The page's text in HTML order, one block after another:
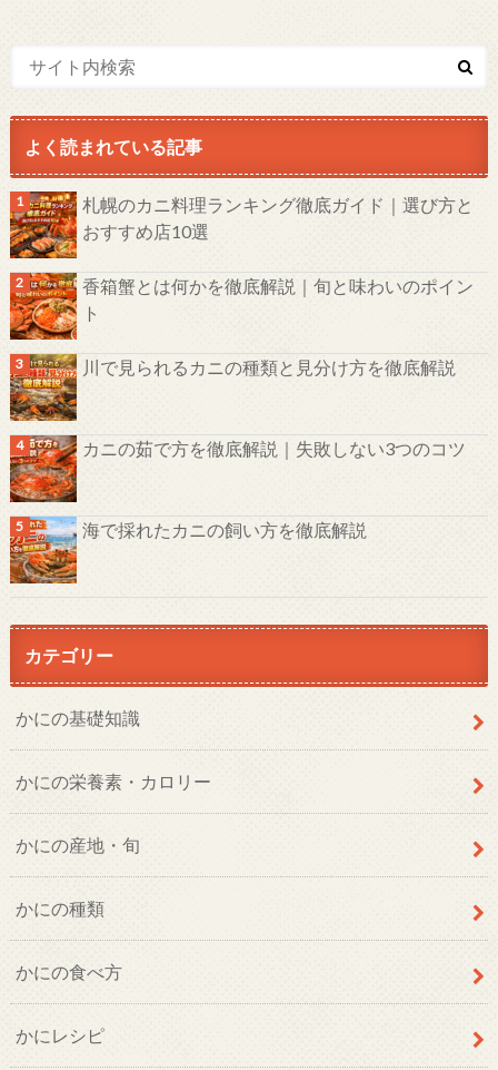
よく読まれている記事
札幌のカニ料理ランキング徹底ガイド｜選び方と
おすすめ店10選
香箱蟹とは何かを徹底解説｜旬と味わいのポイン
ト
川で見られるカニの種類と見分け方を徹底解説
カニの茹で方を徹底解説｜失敗しない3つのコツ
海で採れたカニの飼い方を徹底解説
カテゴリー
かにの基礎知識
かにの栄養素・カロリー
かにの産地・旬
かにの種類
かにの食べ方
かにレシピ